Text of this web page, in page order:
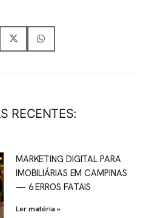
RECENTES:
MARKETING DIGITAL PARA
IMOBILIÁRIAS EM CAMPINAS
— 6 ERROS FATAIS
Ler matéria »